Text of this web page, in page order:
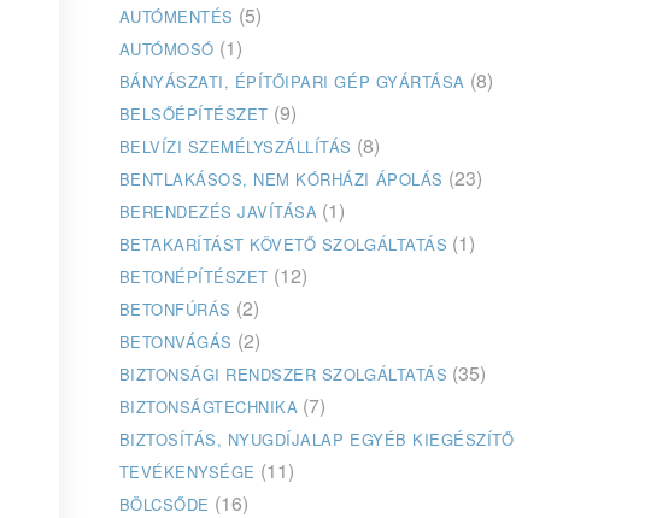
AUTÓMENTÉS (5)
AUTÓMOSÓ (1)
BÁNYÁSZATI, ÉPÍTŐIPARI GÉP GYÁRTÁSA (8)
BELSŐÉPÍTÉSZET (9)
BELVÍZI SZEMÉLYSZÁLLÍTÁS (8)
BENTLAKÁSOS, NEM KÓRHÁZI ÁPOLÁS (23)
BERENDEZÉS JAVÍTÁSA (1)
BETAKARÍTÁST KÖVETŐ SZOLGÁLTATÁS (1)
BETONÉPÍTÉSZET (12)
BETONFÚRÁS (2)
BETONVÁGÁS (2)
BIZTONSÁGI RENDSZER SZOLGÁLTATÁS (35)
BIZTONSÁGTECHNIKA (7)
BIZTOSÍTÁS, NYUGDÍJALAP EGYÉB KIEGÉSZÍTŐ
TEVÉKENYSÉGE (11)
BÖLCSŐDE (16)